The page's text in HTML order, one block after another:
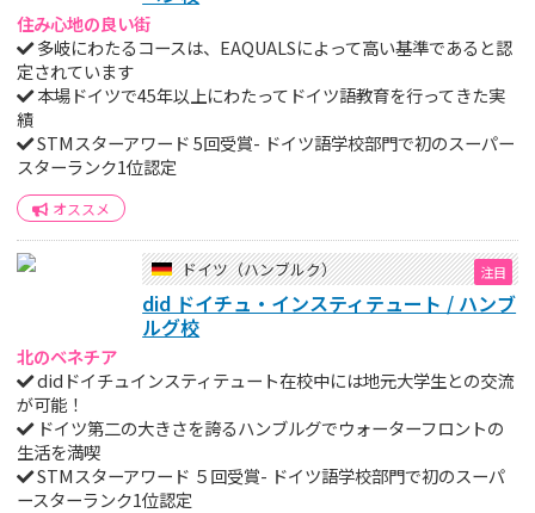
住み心地の良い街
多岐にわたるコースは、EAQUALSによって高い基準であると認
定されています
本場ドイツで45年以上にわたってドイツ語教育を行ってきた実
績
STMスターアワード 5回受賞- ドイツ語学校部門で初のスーパー
スターランク1位認定
オススメ
ドイツ（ハンブルク）
did ドイチュ・インスティテュート / ハンブ
ルグ校
北のベネチア
didドイチュインスティテュート在校中には地元大学生との交流
が可能！
ドイツ第二の大きさを誇るハンブルグでウォーターフロントの
生活を満喫
STMスターアワード ５回受賞- ドイツ語学校部門で初のスーパ
ースターランク1位認定